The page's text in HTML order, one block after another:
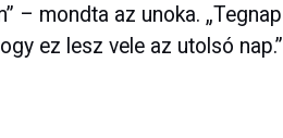
– mondta az unoka. „Tegnap
ez lesz vele az utolsó nap.”